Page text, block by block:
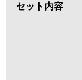
セット内容